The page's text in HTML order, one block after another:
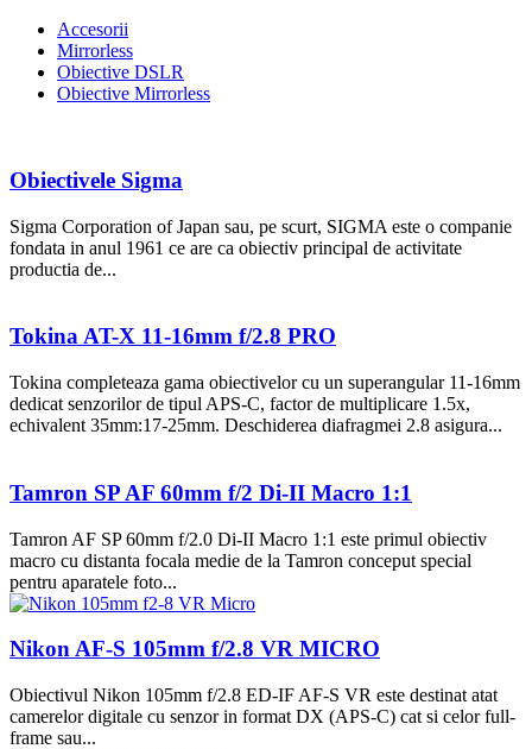
Accesorii
Mirrorless
Obiective DSLR
Obiective Mirrorless
Obiectivele Sigma
Sigma Corporation of Japan sau, pe scurt, SIGMA este o companie
fondata in anul 1961 ce are ca obiectiv principal de activitate
productia de...
Tokina AT-X 11-16mm f/2.8 PRO
Tokina completeaza gama obiectivelor cu un superangular 11-16mm
dedicat senzorilor de tipul APS-C, factor de multiplicare 1.5x,
echivalent 35mm:17-25mm. Deschiderea diafragmei 2.8 asigura...
Tamron SP AF 60mm f/2 Di-II Macro 1:1
Tamron AF SP 60mm f/2.0 Di-II Macro 1:1 este primul obiectiv
macro cu distanta focala medie de la Tamron conceput special
pentru aparatele foto...
Nikon AF-S 105mm f/2.8 VR MICRO
Obiectivul Nikon 105mm f/2.8 ED-IF AF-S VR este destinat atat
camerelor digitale cu senzor in format DX (APS-C) cat si celor full-
frame sau...